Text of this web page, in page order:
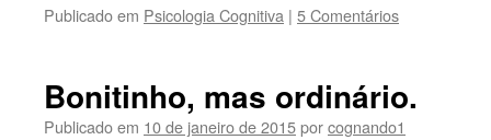
Publicado em Psicologia Cognitiva | 5 Comentários
Bonitinho, mas ordinário.
Publicado em 10 de janeiro de 2015porcognando1